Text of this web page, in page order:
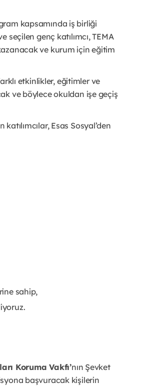
kapsamında iş birliği
genç katılımcı, TEMA
ve kurum için eğitim
etkinlikler, eğitimler ve
ve böylece okuldan işe geçiş
Esas Sosyal’den
sahip,
Koruma Vakfı’nın Şevket
başvuracak kişilerin